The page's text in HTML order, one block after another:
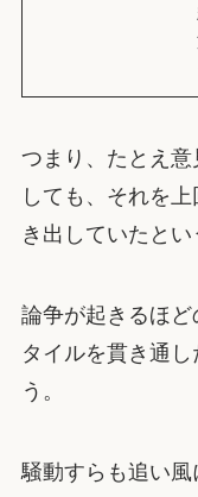
つまり、たとえ
しても、それを
き出していたとい
論争が起きるほ
タイルを貫き通
う。
騒動すらも追い